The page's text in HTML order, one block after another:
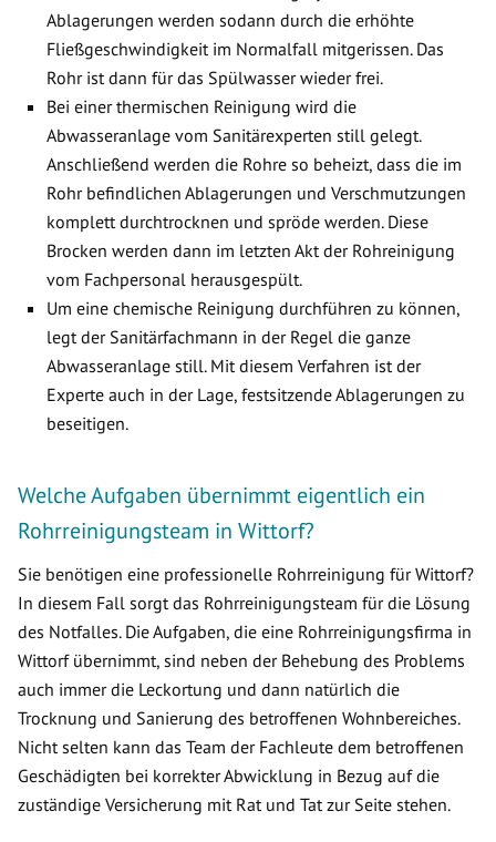
Ablagerungen werden sodann durch die erhöhte
Fließgeschwindigkeit im Normalfall mitgerissen. Das
Rohr ist dann für das Spülwasser wieder frei.
Bei einer thermischen Reinigung wird die
Abwasseranlage vom Sanitärexperten still gelegt.
Anschließend werden die Rohre so beheizt, dass die im
Rohr befindlichen Ablagerungen und Verschmutzungen
komplett durchtrocknen und spröde werden. Diese
Brocken werden dann im letzten Akt der Rohreinigung
vom Fachpersonal herausgespült.
Um eine chemische Reinigung durchführen zu können,
legt der Sanitärfachmann in der Regel die ganze
Abwasseranlage still. Mit diesem Verfahren ist der
Experte auch in der Lage, festsitzende Ablagerungen zu
beseitigen.
Welche Aufgaben übernimmt eigentlich ein
Rohrreinigungsteam in Wittorf?
Sie benötigen eine professionelle Rohrreinigung für Wittorf?
In diesem Fall sorgt das Rohrreinigungsteam für die Lösung
des Notfalles. Die Aufgaben, die eine Rohrreinigungsfirma in
Wittorf übernimmt, sind neben der Behebung des Problems
auch immer die Leckortung und dann natürlich die
Trocknung und Sanierung des betroffenen Wohnbereiches.
Nicht selten kann das Team der Fachleute dem betroffenen
Geschädigten bei korrekter Abwicklung in Bezug auf die
zuständige Versicherung mit Rat und Tat zur Seite stehen.